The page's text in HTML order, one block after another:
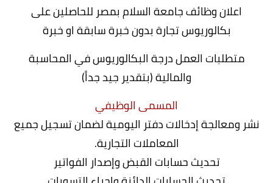
اعلان وظائف جامعة السلام بمصر للحاصلين على
بكالوريوس تجارة بدون خبرة سابقة او خبرة
متطلبات العمل درجة البكالوريوس في المحاسبة
والمالية (بتقدير جيد جداً)
المسمى الوظيفي
نشر ومعالجة إدخالات دفتر اليومية لضمان تسجيل جميع
المعاملات التجارية.
تحديث حسابات القبض وإصدار الفواتير